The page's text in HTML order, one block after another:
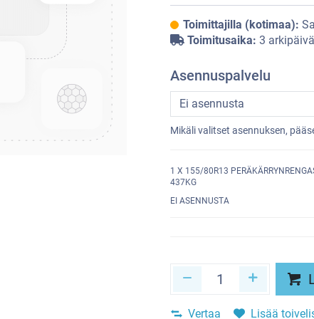
Toimittajilla (kotimaa):
Toimitusaika: 3
Asennuspalvelu
Mikäli valitset asennuksen,
1 X 155/80R13
437KG
EI ASENNUSTA
Vertaa Lisää